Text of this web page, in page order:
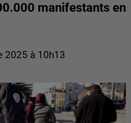
manifestants en
2025 à 10h13